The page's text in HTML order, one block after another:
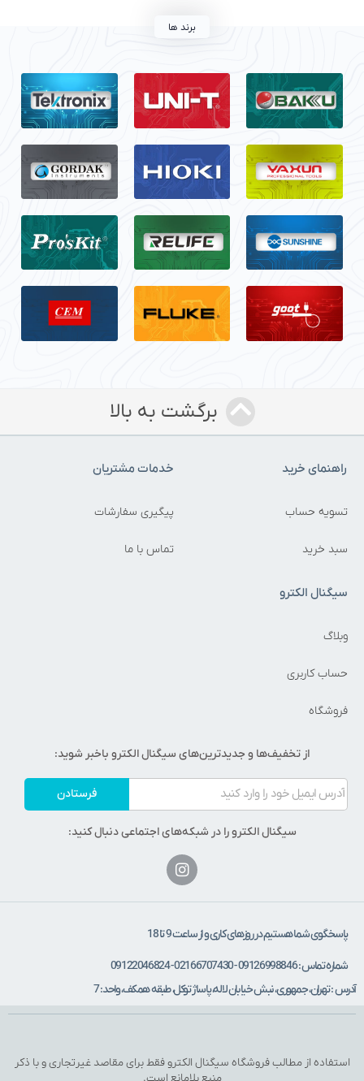
برند ها
برگشت به بالا
راهنمای خرید
تسویه حساب
سبد خرید
خدمات مشتریان
پیگیری سفارشات
تماس با ما
سیگنال الکترو
وبلاگ
حساب کاربری
فروشگاه
از تخفیف‌ها و جدیدترین‌های سیگنال الکترو باخبر شوید:
فرستادن
سیگنال الکترو را در شبکه‌های اجتماعی دنبال کنید:
پاسخگوی شما هستیم در روزهای کاری و از ساعت 9 تا 18
شماره تماس : 09126998846 - 02166707430 - 09122046824
آدرس : تهران، جمهوری، نبش خیابان لاله، پاساژ توکل، طبقه همکف، واحد: 7
استفاده از مطالب فروشگاه سیگنال الکترو فقط برای مقاصد غیرتجاری و با ذکر
منبع بلامانع است.